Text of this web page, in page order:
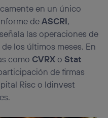
en un único
deASCRI,
las operaciones de
los últimos meses. En
como CVRXoStat
de firmas
Risc o Idinvest